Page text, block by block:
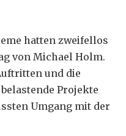
hatten zweifellos
von Michael Holm.
und die
Projekte
Umgang mit der